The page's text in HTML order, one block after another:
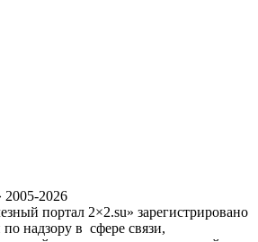
2026
портал 2×2.su» зарегистрировано
надзору в сфере связи,